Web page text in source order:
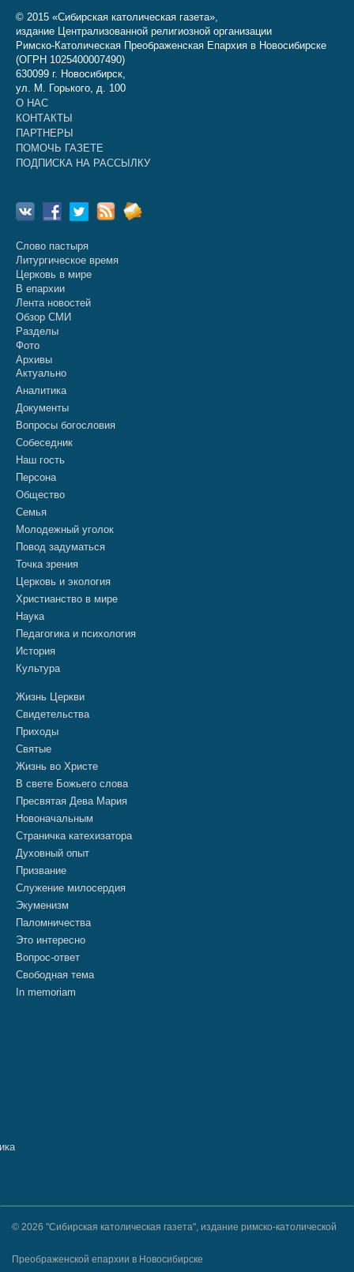
© 2015 «Сибирская католическая газета»,
издание Централизованной религиозной организации
Римско-Католическая Преображенская Епархия в Новосибирске
(ОГРН 1025400007490)
630099 г. Новосибирск,
ул. М. Горького, д. 100
О НАС
КОНТАКТЫ
ПАРТНЕРЫ
ПОМОЧЬ ГАЗЕТЕ
ПОДПИСКА НА РАССЫЛКУ
Слово пастыря
Литургическое время
Церковь в мире
В епархии
Лента новостей
Обзор СМИ
Разделы
Фото
Архивы
Актуально
Аналитика
Документы
Вопросы богословия
Собеседник
Наш гость
Персона
Общество
Семья
Молодежный уголок
Повод задуматься
Точка зрения
Церковь и экология
Христианство в мире
Наука
Педагогика и психология
История
Культура
Жизнь Церкви
Свидетельства
Приходы
Святые
Жизнь во Христе
В свете Божьего слова
Пресвятая Дева Мария
Новоначальным
Страничка катехизатора
Духовный опыт
Призвание
Служение милосердия
Экуменизм
Паломничества
Это интересно
Вопрос-ответ
Свободная тема
In memoriam
© 2026 "Сибирская католическая газета", издание римско-католической
Преображенской епархии в Новосибирске